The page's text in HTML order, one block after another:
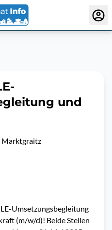
und
Marktgraitz
Umsetzungsbegleitung
(m/w/d)! Beide Stellen